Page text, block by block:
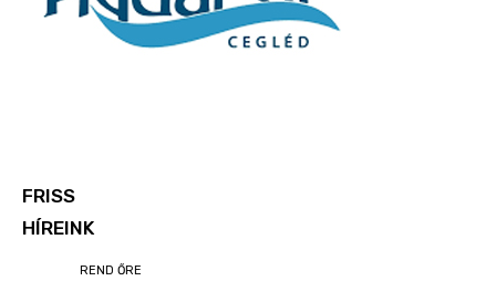
FRISS
HÍREINK
REND ŐRE